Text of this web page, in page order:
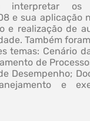
interpretar os
e sua aplicação
e realização de
Também
temas: Cenário
de
Desempenho;
e